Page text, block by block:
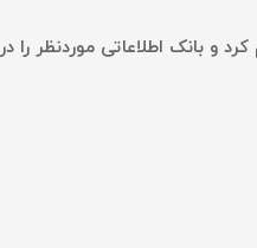
و بانک اطلاعاتی موردنظر را